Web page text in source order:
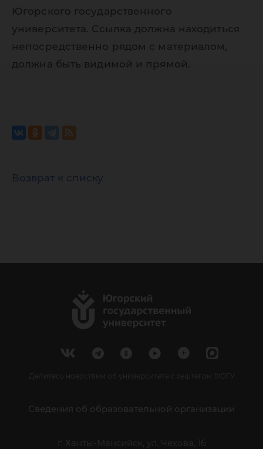
Югорского государственного
университета. Ссылка должна находиться
непосредственно рядом с материалом,
должна быть видимой и прямой.
Возврат к списку
Делитесь новостями об университете с хештегом #ЮГУ
Сведения об образовательной организации
г. Ханты-Мансийск, ул. Чехова, 16